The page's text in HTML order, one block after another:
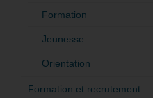
Formation
Jeunesse
Orientation
Formation et recrutement